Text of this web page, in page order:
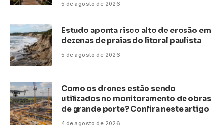
5 de agosto de 2026
Estudo aponta risco alto de erosão em
dezenas de praias do litoral paulista
5 de agosto de 2026
Como os drones estão sendo
utilizados no monitoramento de obras
de grande porte? Confira neste artigo
4 de agosto de 2026